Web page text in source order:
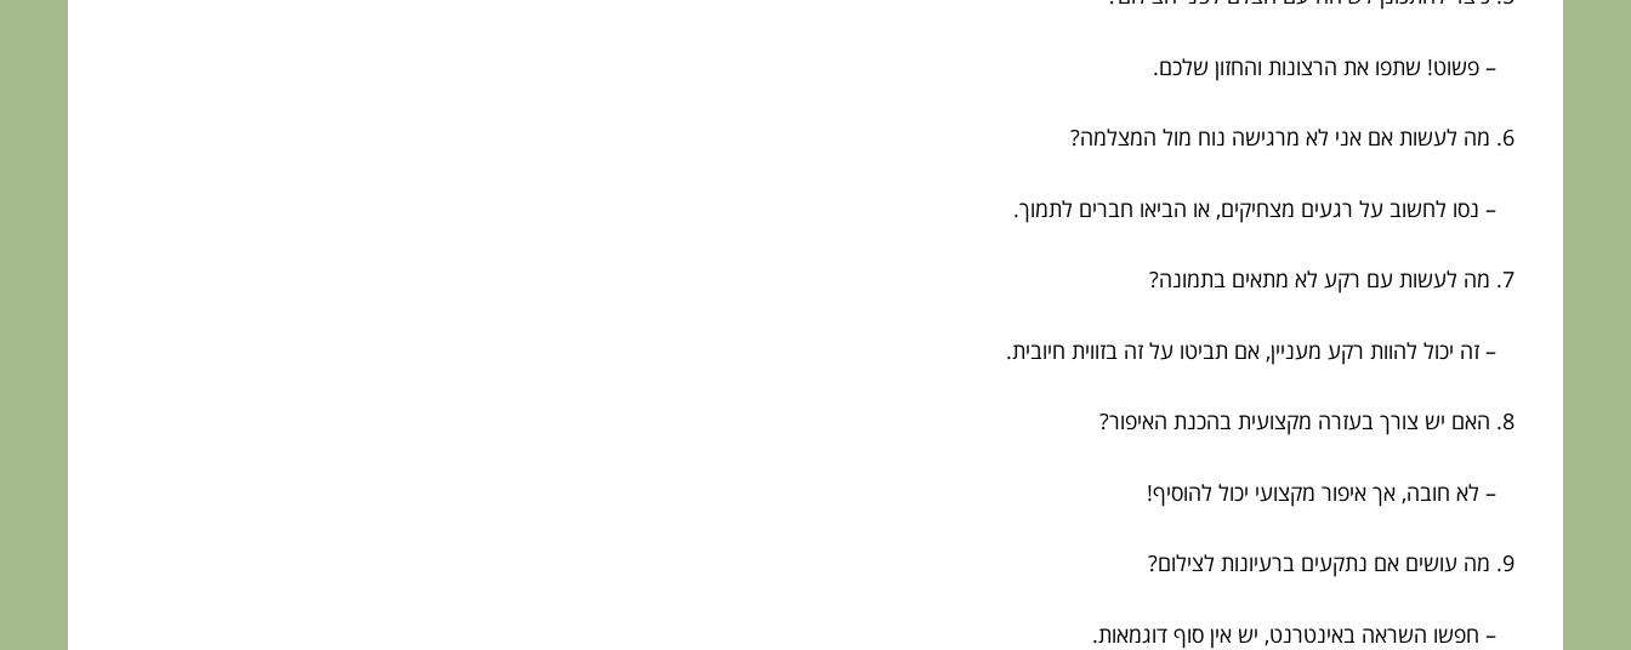
– פשוט! שתפו את הרצונות והחזון שלכם.
6. מה לעשות אם אני לא מרגישה נוח מול המצלמה?
– נסו לחשוב על רגעים מצחיקים, או הביאו חברים לתמוך.
7. מה לעשות עם רקע לא מתאים בתמונה?
– זה יכול להוות רקע מעניין, אם תביטו על זה בזווית חיובית.
8. האם יש צורך בעזרה מקצועית בהכנת האיפור?
– לא חובה, אך איפור מקצועי יכול להוסיף!
9. מה עושים אם נתקעים ברעיונות לצילום?
– חפשו השראה באינטרנט, יש אין סוף דוגמאות.